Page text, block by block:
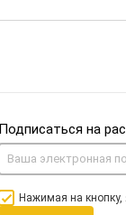
Подписаться на
Нажимая на